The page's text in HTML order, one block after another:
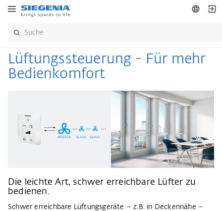
Lüftungssteuerung - Für mehr
Bedienkomfort
Die leichte Art, schwer erreichbare Lüfter zu
bedienen.
Schwer erreichbare Lüftungsgeräte – z.B. in Deckennähe –